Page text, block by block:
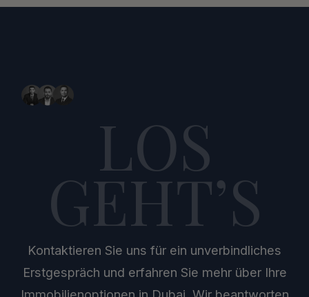
LOS
GEHT’S
Kontaktieren Sie uns für ein unverbindliches
Erstgespräch und erfahren Sie mehr über Ihre
Immobilienoptionen in Dubai. Wir beantworten